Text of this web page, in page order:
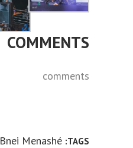
COMMENTS
comments
TAGS:
Bnei Menashé